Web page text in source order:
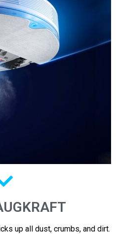
up all dust, crumbs, and dirt.